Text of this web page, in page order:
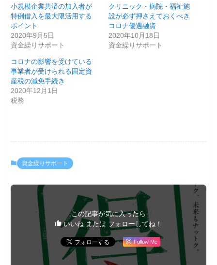
小規模企業共済の加入者が
特例借入を最大限活用する
ポイント
2020年9月5日
資金繰りサポート
クリニック・病院・福祉施
設が必ず押さえておくべき
コロナ優遇融資
2020年10月18日
資金繰りサポート
コロナの影響を受けている
事業者が受けられる固定資
産税の減免手続き
2020年12月1日
税務
資金繰りサポート
この記事が気に入ったら
いいね または フォローしてね！
Follow Me